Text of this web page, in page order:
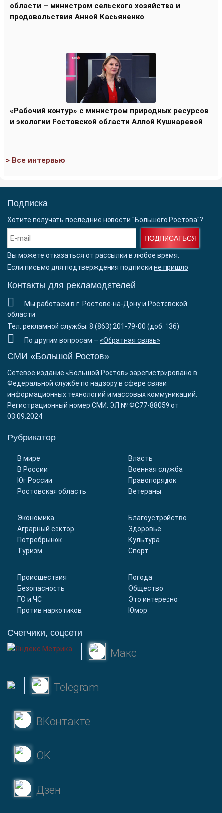
области – министром сельского хозяйства и
продовольствия Анной Касьяненко
«Рабочий контур» с министром природных ресурсов
и экологии Ростовской области Аллой Кушнаревой
> Все интервью
Подписка
Хотите получать последние новости "Большого Ростова"?
ПОДПИСАТЬСЯ
Вы можете отказаться от рассылки в любое время.
Если письмо для подтверждения подписки не пришло
Контакты для рекламодателей
Мы работаем в г. Ростове-на-Дону и Ростовской
области
Тел. рекламной службы: 8 (863) 201-79-00 (доб. 136)
По другим вопросам – «Обратная связь»
СМИ «Большой Ростов»
Сетевое издание «Большой Ростов» зарегистрировано в
Федеральной службе по надзору в сфере связи,
информационных технологий и массовых коммуникаций.
Регистрационный номер СМИ: ЭЛ № ФС77-88059 от
03.09.2024
Рубрикатор
В мире
В России
Юг России
Ростовская область
Власть
Военная служба
Правопорядок
Ветераны
Экономика
Аграрный сектор
Потребрынок
Туризм
Благоустройство
Здоровье
Культура
Спорт
Происшествия
Безопасность
ГО и ЧС
Против наркотиков
Погода
Общество
Это интересно
Юмор
Счетчики, соцсети
Макс
Telegram
ВКонтакте
OK
Дзен